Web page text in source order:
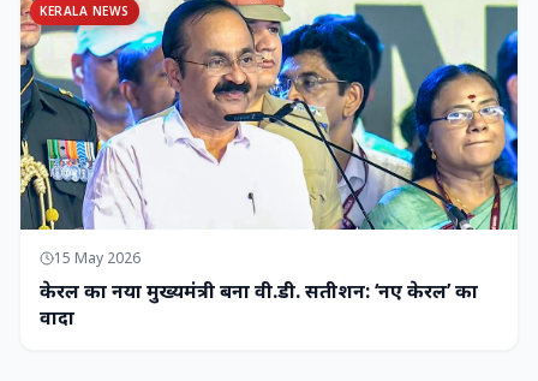
KERALA NEWS
15 May 2026
केरल का नया मुख्यमंत्री बना वी.डी. सतीशन: ‘नए केरल’ का
वादा